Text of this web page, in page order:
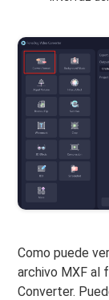
Como puede
archivo MXF al
Converter.